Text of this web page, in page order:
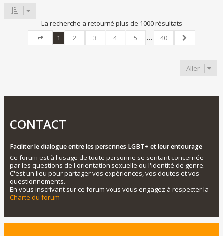
La recherche a retourné plus de 1000 résultats
Page sur40
1 2 3 4 5 …
40
Suivant
Aller
CONTACT
Faciliter le dialogue entre les personnes LGBT+ et leur entourage
Ce forum est à l'usage de toute personne se sentant concernée
par les questions de l'orientation sexuelle ou l'identité de genre.
C'est un lieu pour partager vos expériences, vos doutes et vos
questionnements.
En vous inscrivant sur ce forum vous vous engagez à respecter la
Charte du forum